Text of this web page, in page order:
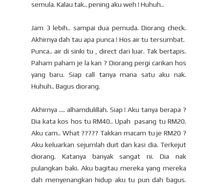
semula. Kalau tak.. pening aku weh ! Huhuh..
Jam 3 lebih.. sampai dua pemuda. Diorang check.
Akhirnya dah tau apa punca ! Hos air tu tersumbat.
Punca.. air di sinki tu , direct dari luar. Tak bertapis.
Paham paham je la kan ? Diorang pergi carikan hos
yang baru. Siap call tanya mana satu aku nak.
Huhuh.. Bagus diorang.
Akhirnya .... alhamdulillah. Siap ! Aku tanya berapa ?
Dia kata kos hos tu RM40.. Upah pasang tu RM20.
Aku cam.. What ????? Takkan macam tu je RM20 ?
Aku keluarkan sejumlah duit dan kasi dia. Terkejut
diorang. Katanya banyak sangat ni. Dia nak
pulangkan baki. Aku bagitau mereka yang mereka
dah menyenangkan hidup aku tu pun dah bagus.